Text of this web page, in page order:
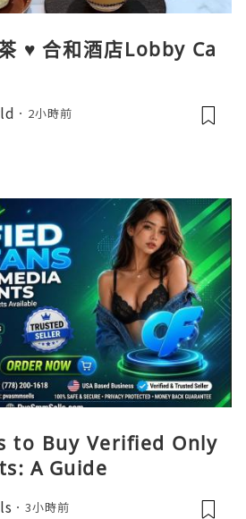
♥ 合和酒店Lobby Ca
2小時前
to Buy Verified Only
A Guide
3小時前